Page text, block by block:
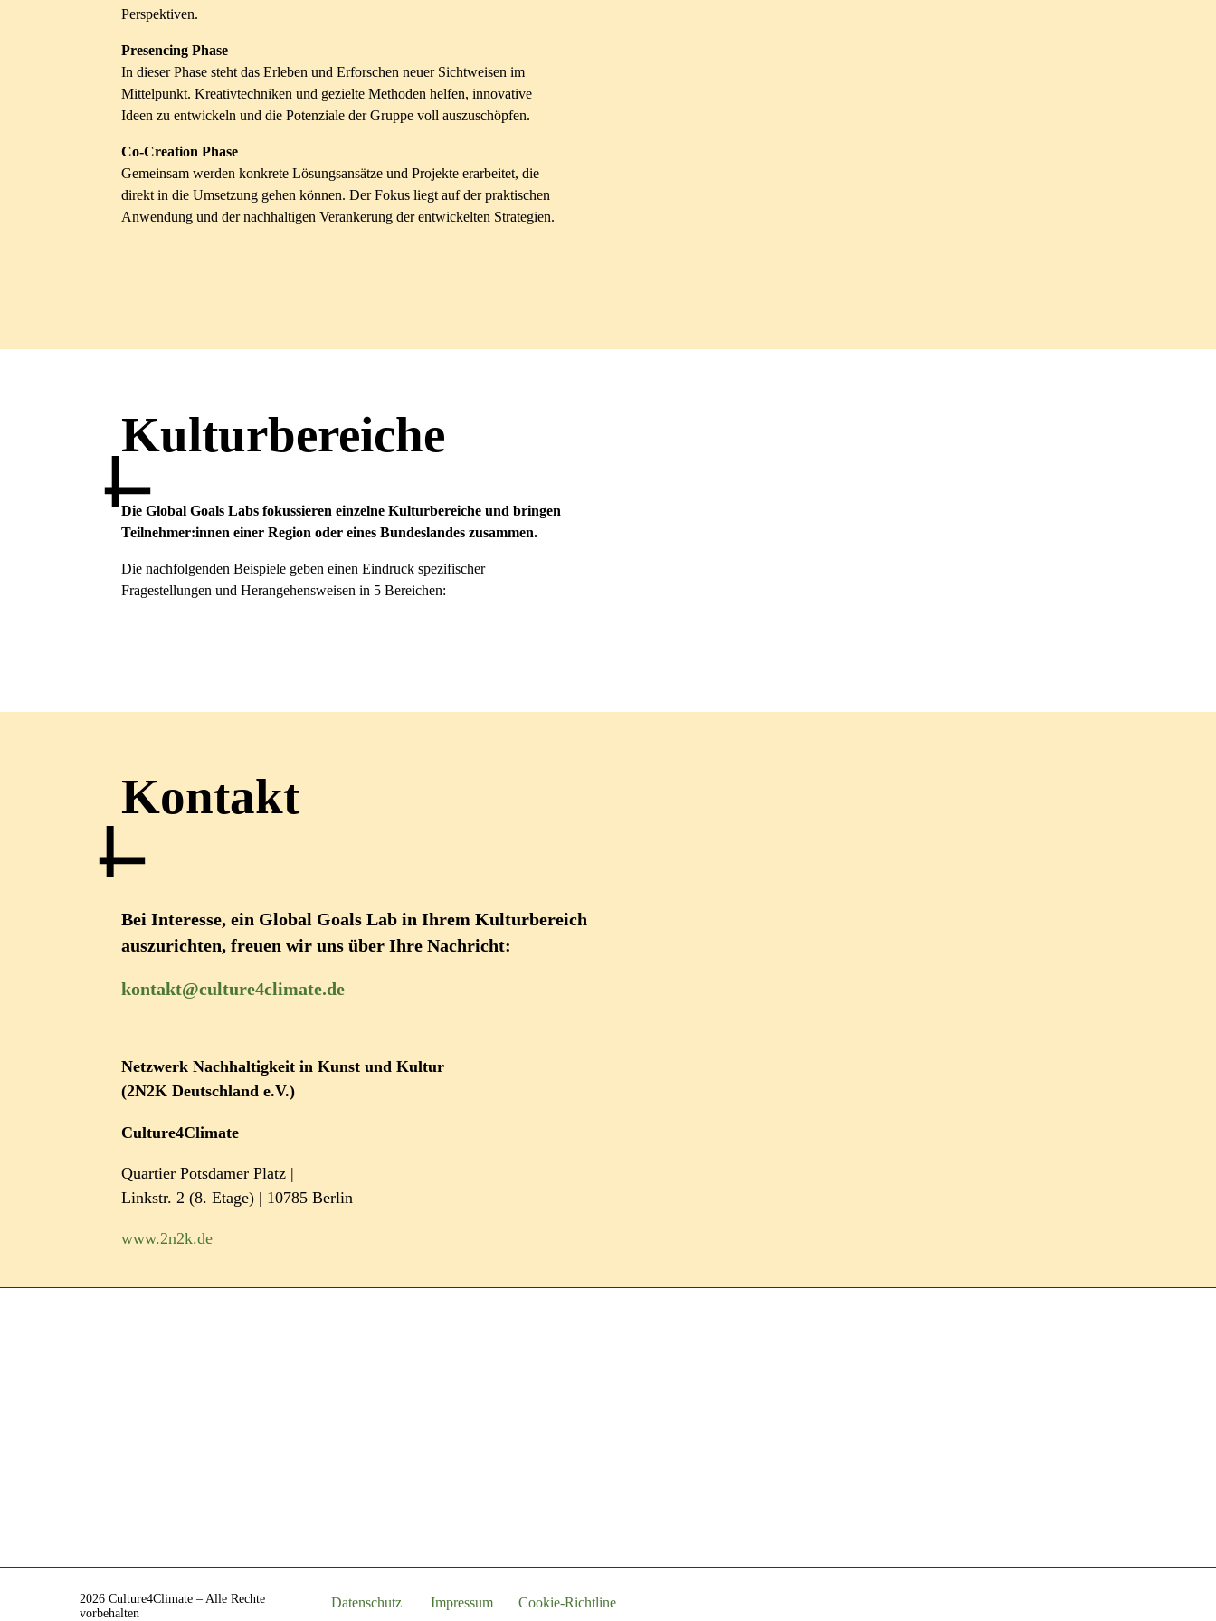
Perspektiven.
Presencing Phase
In dieser Phase steht das Erleben und Erforschen neuer Sichtweisen im
Mittelpunkt. Kreativtechniken und gezielte Methoden helfen, innovative
Ideen zu entwickeln und die Potenziale der Gruppe voll auszuschöpfen.
Co-Creation Phase
Gemeinsam werden konkrete Lösungsansätze und Projekte erarbeitet, die
direkt in die Umsetzung gehen können. Der Fokus liegt auf der praktischen
Anwendung und der nachhaltigen Verankerung der entwickelten Strategien.
Kulturbereiche
Die Global Goals Labs fokussieren einzelne Kulturbereiche und bringen
Teilnehmer:innen einer Region oder eines Bundeslandes zusammen.
Die nachfolgenden Beispiele geben einen Eindruck spezifischer
Fragestellungen und Herangehensweisen in 5 Bereichen:
Kontakt
Bei Interesse, ein Global Goals Lab in Ihrem Kulturbereich
auszurichten, freuen wir uns über Ihre Nachricht:
kontakt@culture4climate.de
Netzwerk Nachhaltigkeit in Kunst und Kultur
(2N2K Deutschland e.V.)
Culture4Climate
Quartier Potsdamer Platz |
Linkstr. 2 (8. Etage) | 10785 Berlin
www.2n2k.de
Newsletter
Presse
2026 Culture4Climate – Alle Rechte
vorbehalten
Datenschutz Impressum Cookie-Richtline